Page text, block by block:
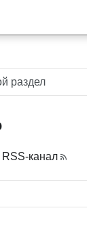
канал
раздел